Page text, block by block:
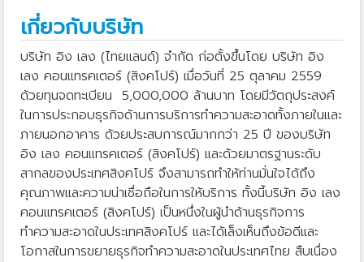
เกี่ยวกับบริษัท
บริษัท อิง เลง (ไทยแลนด์) จำกัด ก่อตั้งขึ้นโดย บริษัท อิง
เลง คอนแทรคเตอร์ (สิงคโปร์) เมื่อวันที่ 25 ตุลาคม 2559
ด้วยทุนจดทะเบียน 5,000,000 ล้านบาท โดยมีวัตถุประสงค์
ในการประกอบธุรกิจด้านการบริการทำความสะอาดทั้งภายในและ
ภายนอกอาคาร ด้วยประสบการณ์มากกว่า 25 ปี ของบริษัท
อิง เลง คอนแทรคเตอร์ (สิงคโปร์) และด้วยมาตรฐานระดับ
สากลของประเทศสิงคโปร์ จึงสามารถทำให้ท่านมั่นใจได้ถึง
คุณภาพและความน่าเชื่อถือในการให้บริการ ทั้งนี้บริษัท อิง เลง
คอนแทรคเตอร์ (สิงคโปร์) เป็นหนึ่งในผู้นำด้านธุรกิจการ
ทำความสะอาดในประเทศสิงคโปร์ และได้เล็งเห็นถึงข้อดีและ
โอกาสในการขยายธุรกิจทำความสะอาดในประเทศไทย สืบเนื่อง